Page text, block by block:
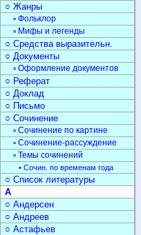
○ Жанры
▫ Фольклор
▫ Мифы и легенды
○ Средства выразительн.
○ Документы
▫ Оформление документов
○ Реферат
○ Доклад
○ Письмо
○ Сочинение
▫ Сочинение по картине
▫ Сочинение-рассуждение
▫ Темы сочинений
• Сочин. по временам года
○ Список литературы
А
○ Андерсен
○ Андреев
○ Астафьев